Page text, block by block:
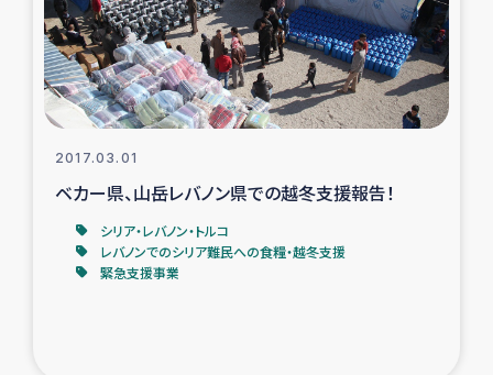
2017.03.01
ベカー県、山岳レバノン県での越冬支援報告！
シリア・レバノン・トルコ
レバノンでのシリア難民への食糧・越冬支援
緊急支援事業